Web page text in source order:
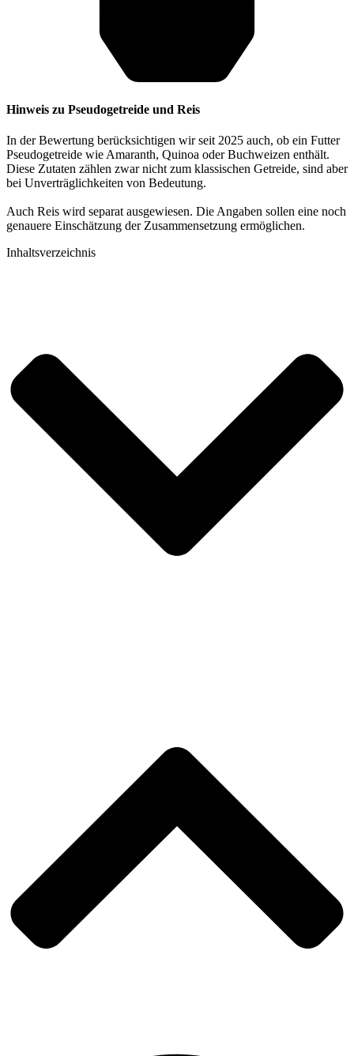
Hinweis zu Pseudogetreide und Reis
In der Bewertung berücksichtigen wir seit 2025 auch, ob ein Futter
Pseudogetreide wie Amaranth, Quinoa oder Buchweizen enthält.
Diese Zutaten zählen zwar nicht zum klassischen Getreide, sind aber
bei Unverträglichkeiten von Bedeutung.
Auch Reis wird separat ausgewiesen. Die Angaben sollen eine noch
genauere Einschätzung der Zusammensetzung ermöglichen.
Inhaltsverzeichnis​